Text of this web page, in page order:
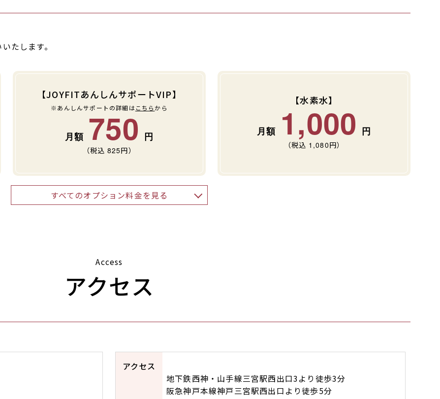
たします。
【JOYFITあんしんサポートVIP】
※あんしんサポートの詳細はこちら から
750
（税込 825円）
【水素水】
1,000
（税込 1,080円）
すべてのオプション料金を見る
Access
アクセス
アクセス
地下鉄西神・山手線三宮駅西出口3より徒歩3分
阪急神戸本線神戸三宮駅西出口より徒歩5分